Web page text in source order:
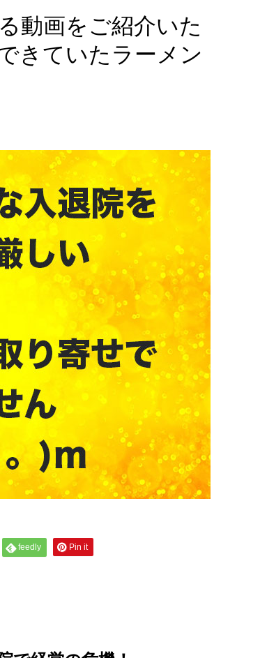
動画をご紹介いた
きていたラーメン
feedly Pin it